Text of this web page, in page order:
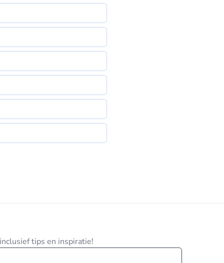
tips en inspiratie!